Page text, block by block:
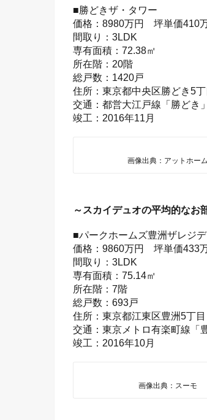
■勝どきザ・タワー
価格：8980万円 坪単価410
間取り：3LDK
専有面積：72.38㎡
所在階：20階
総戸数：1420戸
住所：東京都中央区勝どき5丁
交通：都営大江戸線「勝どき
竣工：2016年11月
画像出典：アットホーム
～スカイデュオの平均的なお
■パークホームズ豊洲ザレジ
価格：9860万円 坪単価433
間取り：3LDK
専有面積：75.14㎡
所在階：7階
総戸数：693戸
住所：東京都江東区豊洲5丁目
交通：東京メトロ有楽町線「
竣工：2016年10月
画像出典：スーモ